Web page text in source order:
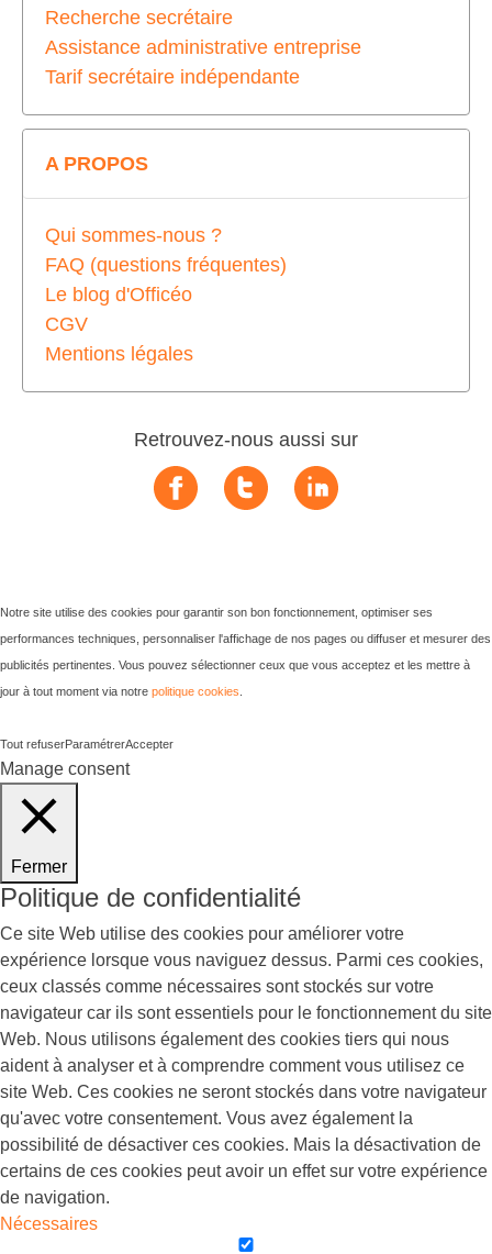
Recherche secrétaire
Assistance administrative entreprise
Tarif secrétaire indépendante
A PROPOS
Qui sommes-nous ?
FAQ (questions fréquentes)
Le blog d'Officéo
CGV
Mentions légales
Retrouvez-nous aussi sur
Notre site utilise des cookies pour garantir son bon fonctionnement, optimiser ses
performances techniques, personnaliser l'affichage de nos pages ou diffuser et mesurer des
publicités pertinentes. Vous pouvez sélectionner ceux que vous acceptez et les mettre à
jour à tout moment via notre politique cookies
Tout refuserParamétrerAccepter
Manage consent
Fermer
Politique de confidentialité
Ce site Web utilise des cookies pour améliorer votre
expérience lorsque vous naviguez dessus. Parmi ces cookies,
ceux classés comme nécessaires sont stockés sur votre
navigateur car ils sont essentiels pour le fonctionnement du site
Web. Nous utilisons également des cookies tiers qui nous
aident à analyser et à comprendre comment vous utilisez ce
site Web. Ces cookies ne seront stockés dans votre navigateur
qu'avec votre consentement. Vous avez également la
possibilité de désactiver ces cookies. Mais la désactivation de
certains de ces cookies peut avoir un effet sur votre expérience
de navigation.
Nécessaires